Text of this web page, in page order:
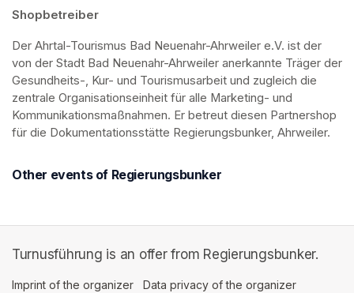
Shopbetreiber
Der Ahrtal-Tourismus Bad Neuenahr-Ahrweiler e.V. ist der
von der Stadt Bad Neuenahr-Ahrweiler anerkannte Träger der
Gesundheits-, Kur- und Tourismusarbeit und zugleich die
zentrale Organisationseinheit für alle Marketing- und
Kommunikationsmaßnahmen. Er betreut diesen Partnershop
für die Dokumentationsstätte Regierungsbunker, Ahrweiler.
Other events of Regierungsbunker
Turnusführung is an offer from Regierungsbunker.
Imprint of the organizer (opens in a new tab)
Data privacy of the organizer